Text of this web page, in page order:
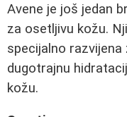
Avene je još jedan
za osetljivu kožu.
specijalno
dugotrajnu
kožu.